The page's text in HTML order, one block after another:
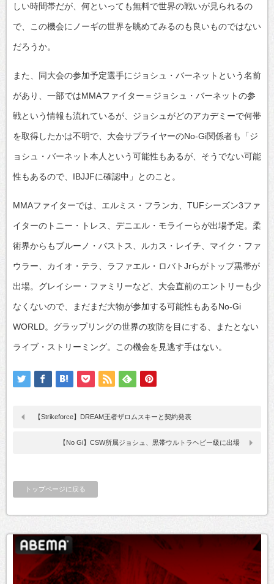
しい時間帯だが、何といっても無料で世界の戦いが見られるの
で、この機会にノーギの世界を眺めてみるのも良いものではない
だろうか。
また、同大会の参加予定選手にジョシュ・バーネットという名前
があり、一部ではMMAファイター＝ジョシュ・バーネットの参
戦という情報も流れているが、ジョシュがどのアカデミーで何帯
を取得したかは不明で、大会サプライヤーのNo-Gi関係者も「ジ
ョシュ・バーネット本人という可能性もあるが、そうでない可能
性もあるので、IBJJFに確認中」とのこと。
MMAファイターでは、エルミス・フランカ、TUFシーズン3ファ
イターのトニー・トレス、デニエル・モライーらが出場予定。柔
術界からもブルーノ・バストス、ルカス・レイチ、マイク・ファ
ウラー、カイオ・テラ、ラファエル・ロバトJrらがトップ黒帯が
出場。グレイシー・ファミリーなど、大会直前のエントリーも少
なくないので、まだまだ大物が参加する可能性もあるNo-Gi
WORLD。グラップリングの世界の攻防を目にする、またとない
ライブ・ストリーミング。この機会を見逃す手はない。
【Strikeforce】DREAM王者ザロムスキーと契約発表
【No Gi】CSW所属ジョシュ、黒帯ウルトラヘビー級に出場
トップページに戻る